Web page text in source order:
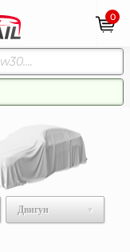
0
Двигун